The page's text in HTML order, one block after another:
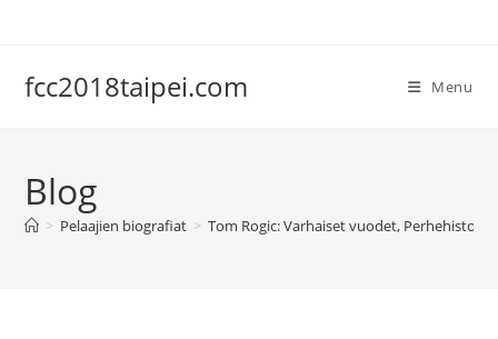
fcc2018taipei.com Menu
Blog
> Pelaajien biografiat > Tom Rogic: Varhaiset vuodet,